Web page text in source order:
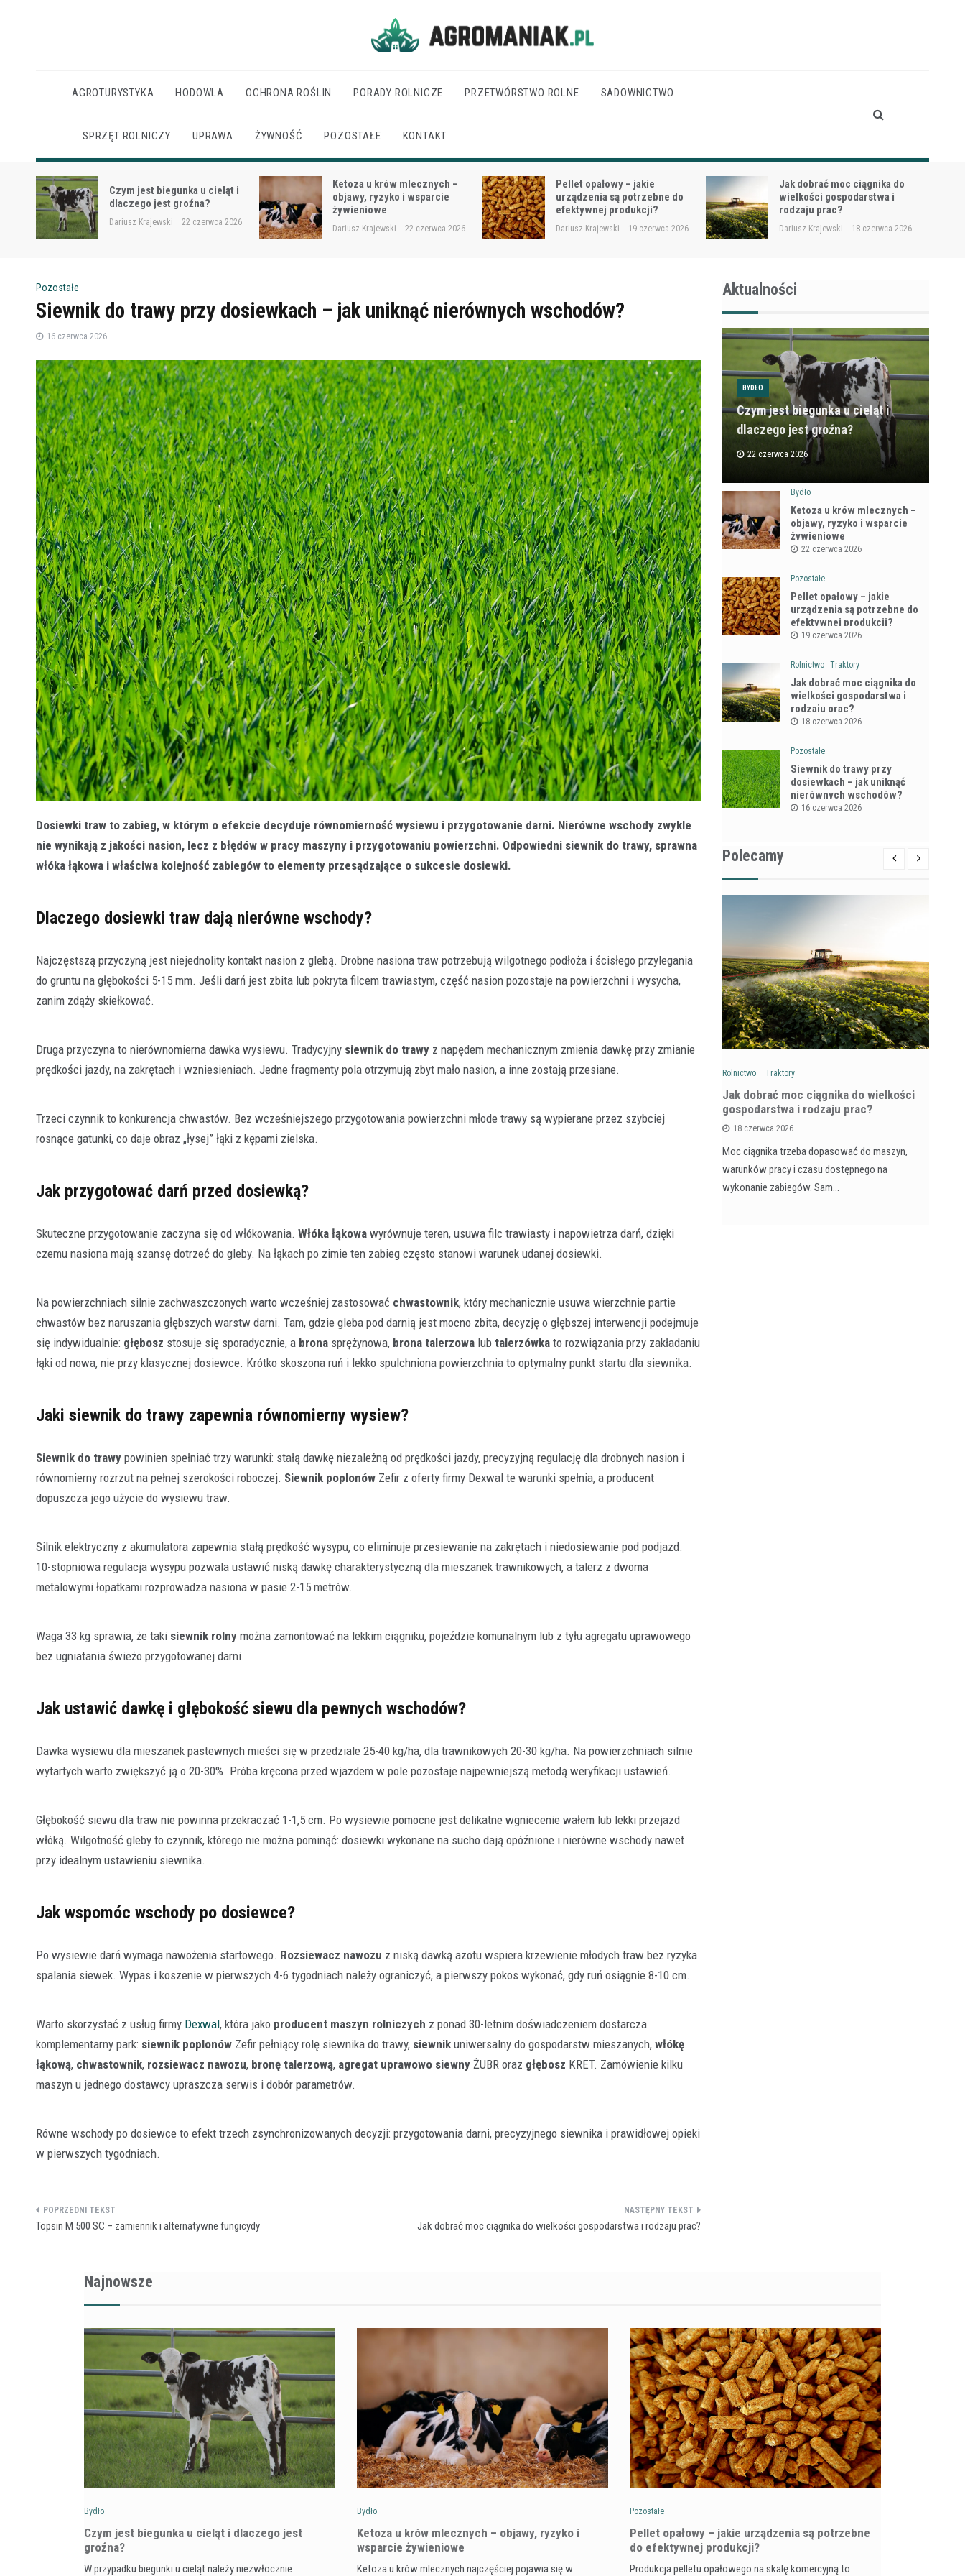
AGROTURYSTYKA HODOWLA OCHRONA ROŚLIN PORADY ROLNICZE PRZETWÓRSTWO ROLNE SADOWNICTWO
SPRZĘT ROLNICZY UPRAWA ŻYWNOŚĆ POZOSTAŁE KONTAKT
Ketoza u krów mlecznych –
objawy, ryzyko i wsparcie
żywieniowe
Dariusz Krajewski
Pellet opałowy – jakie
urządzenia są potrzebne do
efektywnej produkcji?
Dariusz Krajewski 19 czerwca 2026
Jak dobrać moc ciągnika do
wielkości gospodarstwa i
rodzaju prac?
Dariusz Krajewski 18 czerwca 2026
Siewnik do trawy przy
dosiewkach – jak uniknąć
nierównych wschodów?
Dariusz Krajewski 16 czerwca 2026
Pozostałe
Siewnik do trawy przy dosiewkach – jak uniknąć nierównych wschodów?
16 czerwca 2026
Dosiewki traw to zabieg, w którym o efekcie decyduje równomierność wysiewu i przygotowanie darni. Nierówne wschody zwykle
nie wynikają z jakości nasion, lecz z błędów w pracy maszyny i przygotowaniu powierzchni. Odpowiedni siewnik do trawy, sprawna
włóka łąkowa i właściwa kolejność zabiegów to elementy przesądzające o sukcesie dosiewki.
Dlaczego dosiewki traw dają nierówne wschody?
Najczęstszą przyczyną jest niejednolity kontakt nasion z glebą. Drobne nasiona traw potrzebują wilgotnego podłoża i ścisłego przylegania
do gruntu na głębokości 5-15 mm. Jeśli darń jest zbita lub pokryta filcem trawiastym, część nasion pozostaje na powierzchni i wysycha,
zanim zdąży skiełkować.
Druga przyczyna to nierównomierna dawka wysiewu. Tradycyjny siewnik do trawy z napędem mechanicznym zmienia dawkę przy zmianie
prędkości jazdy, na zakrętach i wzniesieniach. Jedne fragmenty pola otrzymują zbyt mało nasion, a inne zostają przesiane.
Trzeci czynnik to konkurencja chwastów. Bez wcześniejszego przygotowania powierzchni młode trawy są wypierane przez szybciej
rosnące gatunki, co daje obraz „łysej” łąki z kępami zielska.
Jak przygotować darń przed dosiewką?
Skuteczne przygotowanie zaczyna się od włókowania. Włóka łąkowa wyrównuje teren, usuwa filc trawiasty i napowietrza darń, dzięki
czemu nasiona mają szansę dotrzeć do gleby. Na łąkach po zimie ten zabieg często stanowi warunek udanej dosiewki.
Na powierzchniach silnie zachwaszczonych warto wcześniej zastosować chwastownik, który mechanicznie usuwa wierzchnie partie
chwastów bez naruszania głębszych warstw darni. Tam, gdzie gleba pod darnią jest mocno zbita, decyzję o głębszej interwencji podejmuje
się indywidualnie: głębosz stosuje się sporadycznie, a brona sprężynowa, brona talerzowa lub talerzówka to rozwiązania przy zakładaniu
łąki od nowa, nie przy klasycznej dosiewce. Krótko skoszona ruń i lekko spulchniona powierzchnia to optymalny punkt startu dla siewnika.
Jaki siewnik do trawy zapewnia równomierny wysiew?
Siewnik do trawy powinien spełniać trzy warunki: stałą dawkę niezależną od prędkości jazdy, precyzyjną regulację dla drobnych nasion i
równomierny rozrzut na pełnej szerokości roboczej. Siewnik poplonów Zefir z oferty firmy Dexwal te warunki spełnia, a producent
dopuszcza jego użycie do wysiewu traw.
Silnik elektryczny z akumulatora zapewnia stałą prędkość wysypu, co eliminuje przesiewanie na zakrętach i niedosiewanie pod podjazd.
10-stopniowa regulacja wysypu pozwala ustawić niską dawkę charakterystyczną dla mieszanek trawnikowych, a talerz z dwoma
metalowymi łopatkami rozprowadza nasiona w pasie 2-15 metrów.
Waga 33 kg sprawia, że taki siewnik rolny można zamontować na lekkim ciągniku, pojeździe komunalnym lub z tyłu agregatu uprawowego
bez ugniatania świeżo przygotowanej darni.
Jak ustawić dawkę i głębokość siewu dla pewnych wschodów?
Dawka wysiewu dla mieszanek pastewnych mieści się w przedziale 25-40 kg/ha, dla trawnikowych 20-30 kg/ha. Na powierzchniach silnie
wytartych warto zwiększyć ją o 20-30%. Próba kręcona przed wjazdem w pole pozostaje najpewniejszą metodą weryfikacji ustawień.
Głębokość siewu dla traw nie powinna przekraczać 1-1,5 cm. Po wysiewie pomocne jest delikatne wgniecenie wałem lub lekki przejazd
włóką. Wilgotność gleby to czynnik, którego nie można pominąć: dosiewki wykonane na sucho dają opóźnione i nierówne wschody nawet
przy idealnym ustawieniu siewnika.
Jak wspomóc wschody po dosiewce?
Po wysiewie darń wymaga nawożenia startowego. Rozsiewacz nawozu z niską dawką azotu wspiera krzewienie młodych traw bez ryzyka
spalania siewek. Wypas i koszenie w pierwszych 4-6 tygodniach należy ograniczyć, a pierwszy pokos wykonać, gdy ruń osiągnie 8-10 cm.
Warto skorzystać z usług firmy Dexwal, która jako producent maszyn rolniczych z ponad 30-letnim doświadczeniem dostarcza
komplementarny park: siewnik poplonów Zefir pełniący rolę siewnika do trawy, siewnik uniwersalny do gospodarstw mieszanych, włókę
łąkową, chwastownik, rozsiewacz nawozu, bronę talerzową, agregat uprawowo siewny ŻUBR oraz głębosz KRET. Zamówienie kilku
maszyn u jednego dostawcy upraszcza serwis i dobór parametrów.
Równe wschody po dosiewce to efekt trzech zsynchronizowanych decyzji: przygotowania darni, precyzyjnego siewnika i prawidłowej opieki
w pierwszych tygodniach.
Nawigacja
Topsin M 500 SC – zamiennik i alternatywne fungicydy Jak dobrać moc ciągnika do wielkości gospodarstwa i rodzaju prac?
Aktualności
BYDŁO
Czym jest biegunka u cieląt i
dlaczego jest groźna?
22 czerwca 2026
Bydło
Ketoza u krów mlecznych –
objawy, ryzyko i wsparcie
żywieniowe
22 czerwca 2026
Pozostałe
Pellet opałowy – jakie
urządzenia są potrzebne do
efektywnej produkcji?
19 czerwca 2026
Rolnictwo Traktory
Jak dobrać moc ciągnika do
wielkości gospodarstwa i
rodzaju prac?
18 czerwca 2026
Pozostałe
Siewnik do trawy przy
dosiewkach – jak uniknąć
nierównych wschodów?
16 czerwca 2026
Polecamy
Rolnictwo
dlaczego jest tak ważne?
Rolnictwo Traktory
Jak dobrać moc ciągnika do wielkości
gospodarstwa i rodzaju prac?
18 czerwca 2026
Moc ciągnika trzeba dopasować do maszyn,
warunków pracy i czasu dostępnego na
wykonanie zabiegów. Sam…
Najnowsze
Bydło
Czym jest biegunka u cieląt i dlaczego jest
groźna?
W przypadku biegunki u cieląt należy niezwłocznie
Bydło
Ketoza u krów mlecznych – objawy, ryzyko i
wsparcie żywieniowe
Ketoza u krów mlecznych najczęściej pojawia się w
Pozostałe
Pellet opałowy – jakie urządzenia są potrzebne
do efektywnej produkcji?
Produkcja pelletu opałowego na skalę komercyjną to